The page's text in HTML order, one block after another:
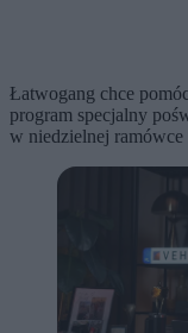
Łatwogang chce
program specjalny
w niedzielnej